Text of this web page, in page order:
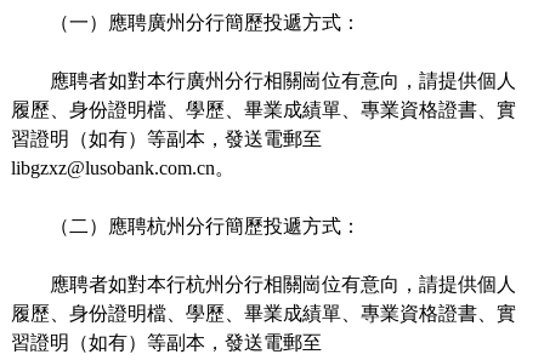
（一）應聘廣州分行簡歷投遞方式：
應聘者如對本行廣州分行相關崗位有意向，請提供個人
履歷、身份證明檔、學歷、畢業成績單、專業資格證書、實
習證明（如有）等副本，發送電郵至
libgzxz@lusobank.com.cn。
（二）應聘杭州分行簡歷投遞方式：
應聘者如對本行杭州分行相關崗位有意向，請提供個人
履歷、身份證明檔、學歷、畢業成績單、專業資格證書、實
習證明（如有）等副本，發送電郵至